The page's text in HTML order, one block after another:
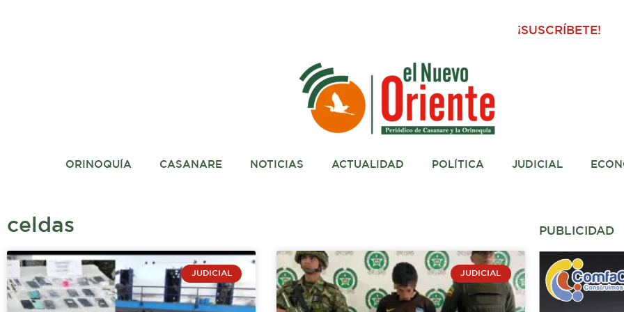
¡SUSCRÍBETE!
ORINOQUÍA CASANARE NOTICIAS ACTUALIDAD POLÍTICA JUDICIAL
celdas
JUDICIAL JUDICIAL
PUBLICIDAD